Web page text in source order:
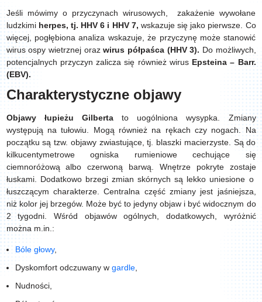
Jeśli mówimy o przyczynach wirusowych, zakażenie wywołane
ludzkimi herpes, tj. HHV 6 i HHV 7, wskazuje się jako pierwsze. Co
więcej, pogłębiona analiza wskazuje, że przyczynę może stanowić
wirus ospy wietrznej orazwirus półpaśca (HHV 3). Do możliwych,
potencjalnych przyczyn zalicza się również wirus Epsteina – Barr.
(EBV).
Charakterystyczne objawy
Objawy łupieżu Gilbertato uogólniona wysypka. Zmiany
występują na tułowiu. Mogą również na rękach czy nogach. Na
początku są tzw. objawy zwiastujące, tj. blaszki macierzyste. Są do
kilkucentymetrowe ogniska rumieniowe cechujące się
ciemnoróżową albo czerwoną barwą. Wnętrze pokryte zostaje
łuskami. Dodatkowo brzegi zmian skórnych są lekko uniesione o
łuszczącym charakterze. Centralna część zmiany jest jaśniejsza,
niż kolor jej brzegów. Może być to jedyny objaw i być widocznym do
2 tygodni. Wśród objawów ogólnych, dodatkowych, wyróżnić
można m.in.:
Bóle głowy,
Dyskomfort odczuwany w gardle,
Nudności,